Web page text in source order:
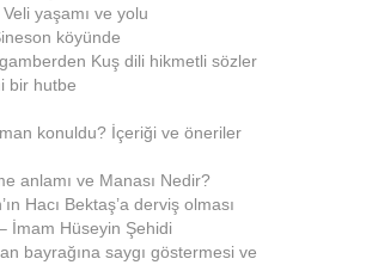
Veli yaşamı ve yolu
köyünde
Kuş dili hikmetli sözler
bir hutbe
konuldu? İçeriği ve öneriler
anlamı ve Manası Nedir?
Hacı Bektaş’a derviş olması
İmam Hüseyin Şehidi
bayrağına saygı göstermesi ve